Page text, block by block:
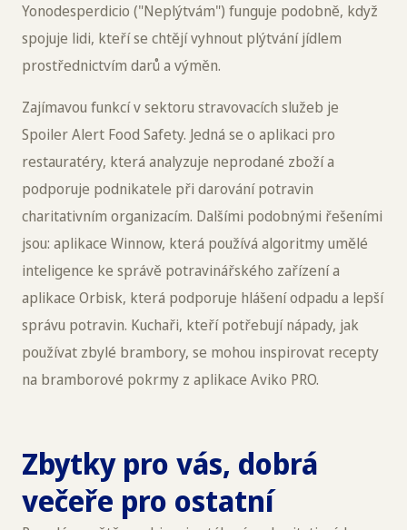
Yonodesperdicio ("Neplýtvám") funguje podobně, když
spojuje lidi, kteří se chtějí vyhnout plýtvání jídlem
prostřednictvím darů a výměn.
Zajímavou funkcí v sektoru stravovacích služeb je
Spoiler Alert Food Safety. Jedná se o aplikaci pro
restauratéry, která analyzuje neprodané zboží a
podporuje podnikatele při darování potravin
charitativním organizacím. Dalšími podobnými řešeními
jsou: aplikace Winnow, která používá algoritmy umělé
inteligence ke správě potravinářského zařízení a
aplikace Orbisk, která podporuje hlášení odpadu a lepší
správu potravin. Kuchaři, kteří potřebují nápady, jak
používat zbylé brambory, se mohou inspirovat recepty
na bramborové pokrmy z aplikace Aviko PRO.
Zbytky pro vás, dobrá
večeře pro ostatní